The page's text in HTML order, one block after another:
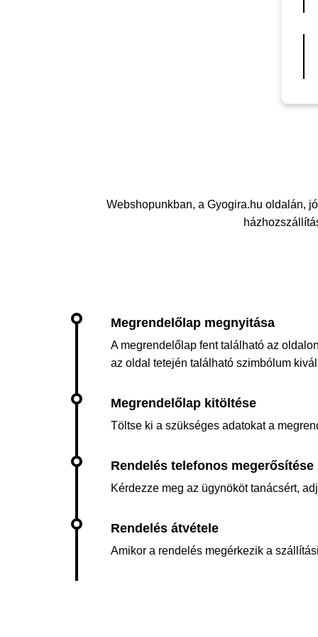
Webshopunkban, a Gyogira.hu oldalán,
A megrendelőlap fent található az
az oldal tetején található szimbólum
Töltse ki a szükséges adatokat a
Kérdezze meg az ügynököt tanácsért,
Amikor a rendelés megérkezik a